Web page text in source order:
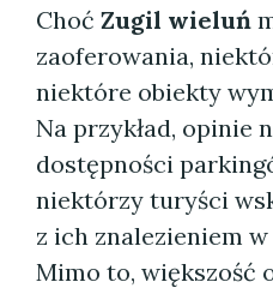
Choć Zugil wieluń
zaoferowania,
niektóre obiekty
Na przykład, opinie
dostępności
niektórzy turyści
z ich znalezieniem
Mimo to, większość